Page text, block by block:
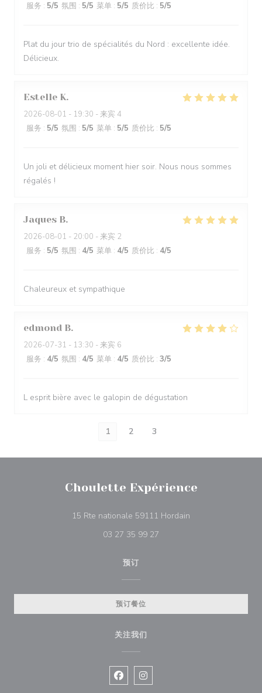
服务 : 5/5 氛围 : 5/5 菜单 : 5/5 质价比 : 5/5
Plat du jour trio de spécialités du Nord : excellente idée.
Délicieux.
Estelle K
2026-08-01 - 19:30 - 来宾 4
服务 : 5/5 氛围 : 5/5 菜单 : 5/5 质价比 : 5/5
Un joli et délicieux moment hier soir. Nous nous sommes
régalés !
Jaques B
2026-08-01 - 20:00 - 来宾 2
服务 : 5/5 氛围 : 4/5 菜单 : 4/5 质价比 : 4/5
Chaleureux et sympathique
edmond B
2026-07-31 - 13:30 - 来宾 6
服务 : 4/5 氛围 : 4/5 菜单 : 4/5 质价比 : 3/5
L esprit bière avec le galopin de dégustation
1 2 3
Choulette Expérience
15 Rte nationale 59111 Hordain
03 27 35 99 27
预订
预订餐位
关注我们
Facebook ((在新窗口中打开))
Instagram ((在新窗口中打开))